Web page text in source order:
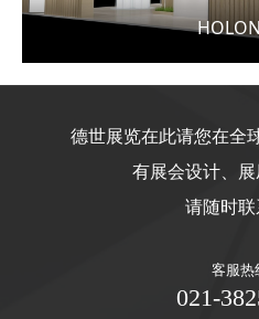
德世展览在此请您在全
有展会设计、
请随时
客服热
021-